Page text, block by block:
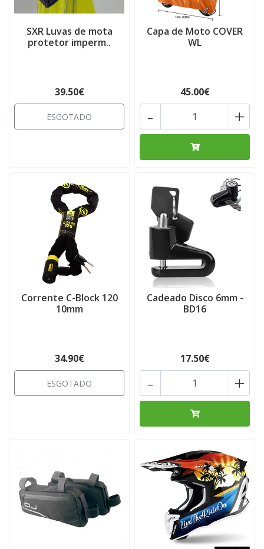
SXR Luvas de mota
protetor imperm..
39.50€
ESGOTADO
Capa de Moto COVER
WL
45.00€
+
-
Corrente C-Block 120
10mm
34.90€
ESGOTADO
Cadeado Disco 6mm -
BD16
17.50€
+
-